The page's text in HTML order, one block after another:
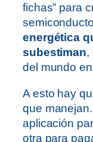
fichas” para
energética
subestiman,
del mundo
A esto hay
que
aplicación
otra para